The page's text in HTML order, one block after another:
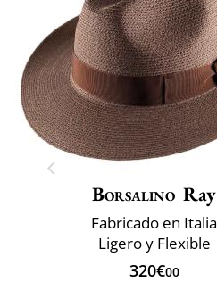
Borsalino Ray
Fabricado en Italia
Ligero y Flexible
320€00